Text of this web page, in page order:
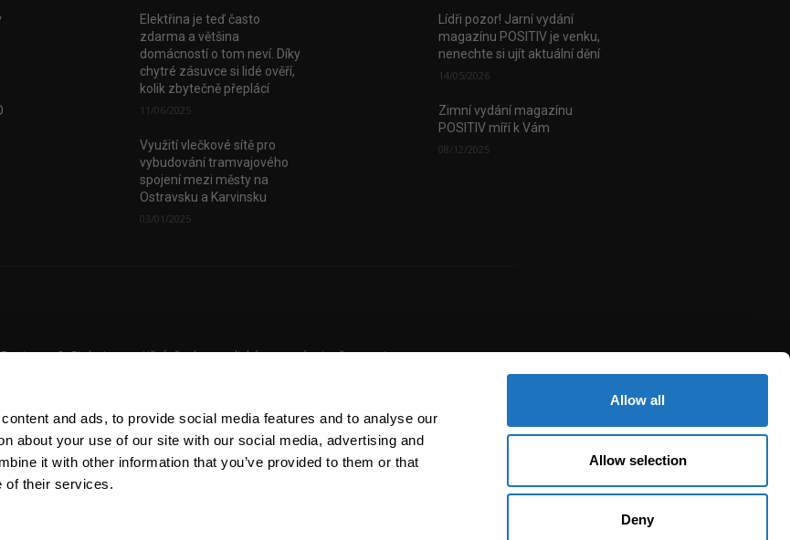
and ads, to provide social media features and to analyse our
about your use of our site with our social media, advertising and
it with other information that you’ve provided to them or that
of their services.
Allow all
Allow selection
Deny
Elektřina je teď často
zdarma a většina
domácností o tom neví. Díky
chytré zásuvce si lidé ověří,
kolik zbytečně přeplácí
11/06/2025
Využití vlečkové sítě pro
vybudování tramvajového
spojení mezi městy na
Ostravsku a Karvinsku
03/01/2025
Lídři pozor! Jarní vydání
magazínu POSITIV je venku,
nenechte si ujít aktuální dění
14/05/2026
Zimní vydání magazínu
POSITIV míří k Vám
08/12/2025
& Style je prestižní, česko-anglický magazín, jenž mapuje
vybudovali úspěšné firmy. Pustil se úspěšně do online prostředí,
pořádání eventů a natáčení Voices of Industry.